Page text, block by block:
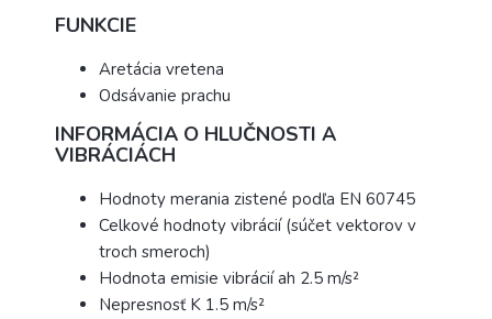
FUNKCIE
Aretácia vretena
Odsávanie prachu
INFORMÁCIA O HLUČNOSTI A
VIBRÁCIÁCH
Hodnoty merania zistené podľa EN 60745
Celkové hodnoty vibrácií (súčet vektorov v
troch smeroch)
Hodnota emisie vibrácií ah 2.5 m/s²
Nepresnosť K 1.5 m/s²